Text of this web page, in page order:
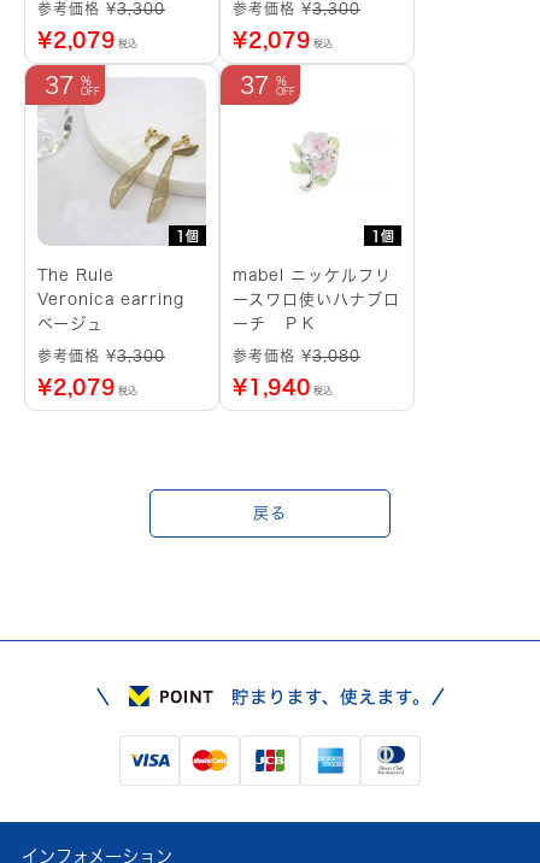
参考価格 ¥3,300
¥2,079 税込
参考価格 ¥3,300
¥2,079 税込
1個
37
The Rule
Veronica earring
ベージュ
参考価格 ¥3,300
¥2,079 税込
1個
37
mabel ニッケルフリ
ースワロ使いハナブロ
ーチ ＰＫ
参考価格 ¥3,080
¥1,940 税込
戻る
インフォメーション